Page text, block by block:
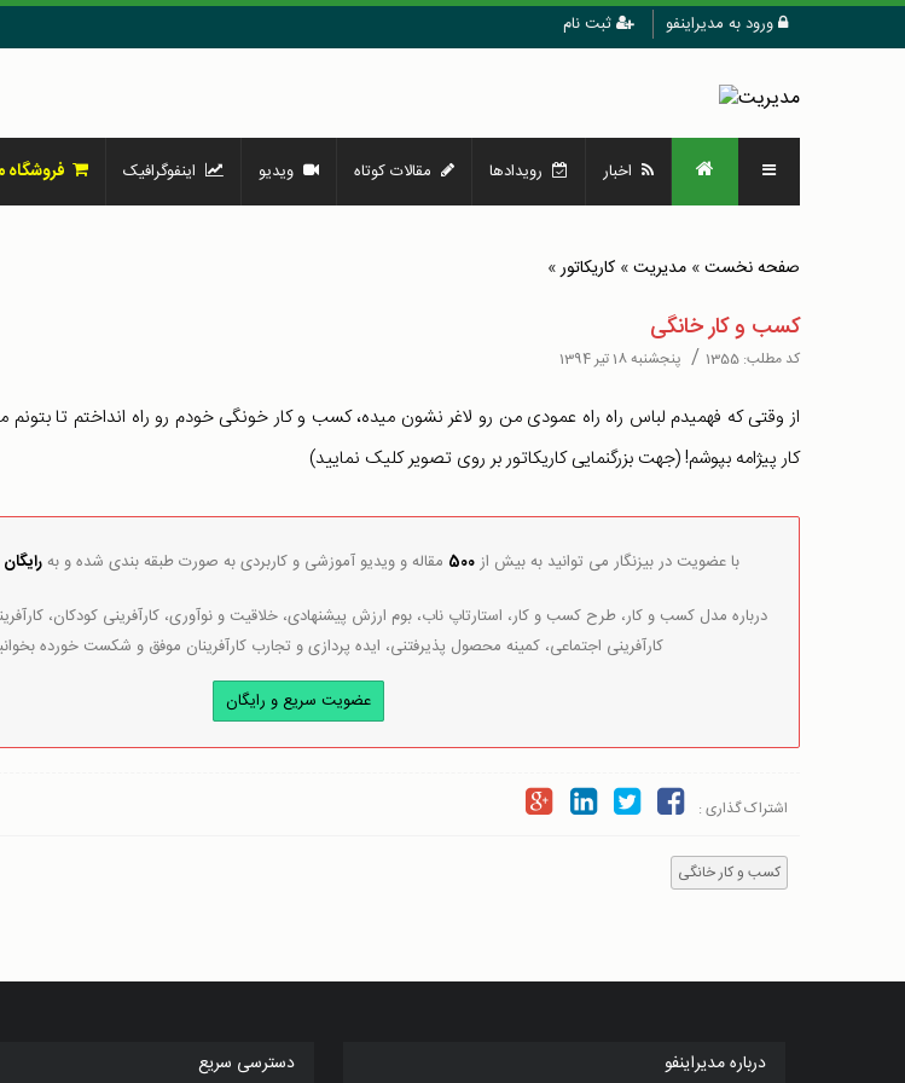
ورود به مدیراینفو ثبت نام
اخبار رویدادها مقالات کوتاه ویدیو اینفوگرافیک فروشگاه
صفحه نخست» مدیریت» کاریکاتور»
کسب و کار خانگی
کد مطلب: 1355
/ پنجشنبه 18 تیر 1394
از وقتی که فهمیدم لباس راه راه عمودی من رو لاغر نشون میده، کسب و کار خونگی خودم رو راه انداختم تا بتونم
کار پیژامه بپوشم! (جهت بزرگنمایی کاریکاتور بر روی تصویر کلیک نمایید)
با عضویت در بیزنگار می توانید به بیش از500 مقاله و ویدیو آموزشی و کاربردی به صورت طبقه بندی شده و بهرایگان
درباره مدل کسب و کار، طرح کسب و کار، استارتاپ ناب، بوم ارزش پیشنهادی، خلاقیت و نوآوری، کارآفرینی کودکان،
کارآفرینی اجتماعی، کمینه محصول پذیرفتنی، ایده پردازی و تجارب کارآفرینان موفق و شکست خورده
عضویت سریع و رایگان
اشتراک گذاری :
کسب و کار خانگی
درباره مدیراینفو دسترسی سریع